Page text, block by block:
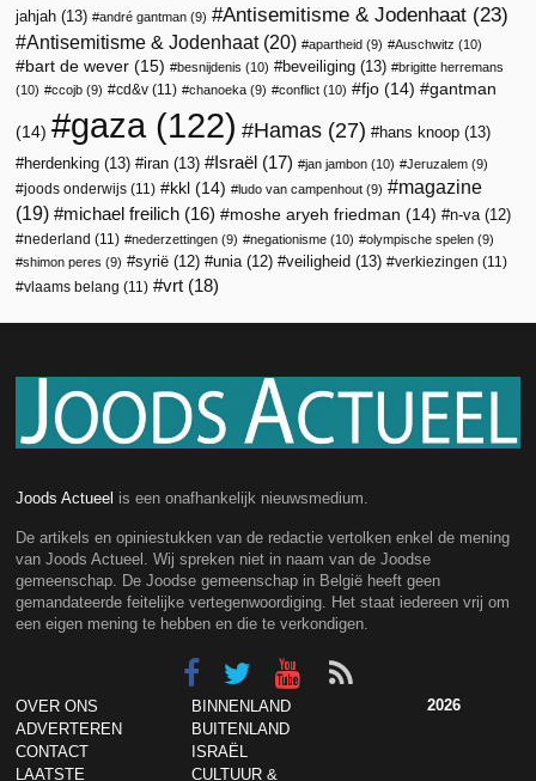
jahjah (13) andré gantman (9) Antisemitisme & Jodenhaat (23)
Antisemitisme & Jodenhaat(20) apartheid (9) Auschwitz (10)
bart de wever (15) besnijdenis (10) beveiliging (13)
brigitte herremans
(10)
ccojb (9) cd&v (11) chanoeka (9) conflict (10) fjo (14) gantman
(14) gaza (122) Hamas (27) hans knoop (13)
herdenking (13) iran (13) Israël (17) jan jambon (10) Jeruzalem (9)
joods onderwijs (11) kkl (14) ludo van campenhout (9)
magazine
(19)
michael freilich (16) moshe aryeh friedman (14) n-va (12)
nederland (11) nederzettingen (9) negationisme (10) olympische spelen (9)
shimon peres (9) syrië (12) unia (12) veiligheid (13) verkiezingen (11)
vlaams belang (11) vrt (18)
Joods Actueel is een onafhankelijk nieuwsmedium.
De artikels en opiniestukken van de redactie vertolken enkel de mening
van Joods Actueel. Wij spreken niet in naam van de Joodse
gemeenschap. De Joodse gemeenschap in België heeft geen
gemandateerde feitelijke vertegenwoordiging. Het staat iedereen vrij om
een eigen mening te hebben en die te verkondigen.
OVER ONS
ADVERTEREN
CONTACT
LAATSTE
BINNENLAND
BUITENLAND
ISRAËL
CULTUUR &
2026